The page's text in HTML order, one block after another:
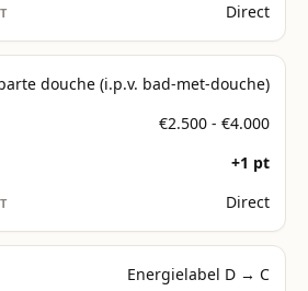
Direct
douche (i.p.v. bad-met-douche)
€2.500 - €4.000
+1 pt
Direct
Energielabel D → C